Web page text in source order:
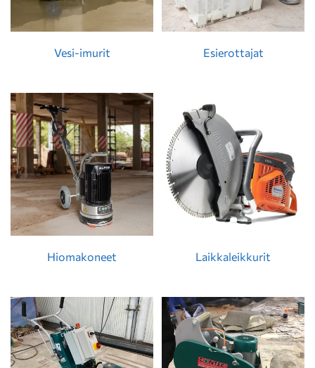
Vesi-imurit Esierottajat
Hiomakoneet Laikkaleikkurit